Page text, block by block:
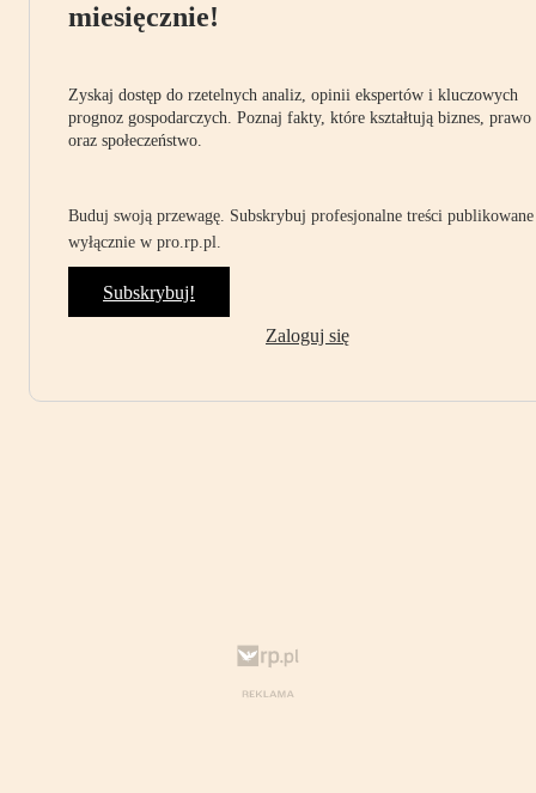
miesięcznie!
Zyskaj dostęp do rzetelnych analiz, opinii ekspertów i kluczowych
prognoz gospodarczych. Poznaj fakty, które kształtują biznes, prawo
oraz społeczeństwo.
Buduj swoją przewagę. Subskrybuj profesjonalne treści publikowane
wyłącznie w pro.rp.pl.
Subskrybuj!
Zaloguj się